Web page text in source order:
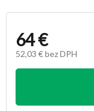
64 €
52,03 € bez DPH
Jednotková